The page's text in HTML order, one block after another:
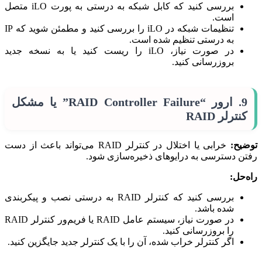
بررسی کنید که کابل شبکه به درستی به پورت iLO متصل
است.
تنظیمات شبکه در iLO را بررسی کنید و مطمئن شوید که IP
به درستی تنظیم شده است.
در صورت نیاز، iLO را ریست کنید یا به نسخه جدید
بروزرسانی کنید.
9. ارور “RAID Controller Failure” یا مشکل
کنترلر RAID
توضیح:
خرابی یا اختلال در کنترلر RAID می‌تواند باعث از دست
رفتن دسترسی به درایوهای ذخیره‌سازی شود.
راه‌حل:
بررسی کنید که کنترلر RAID به درستی نصب و پیکربندی
شده باشد.
در صورت نیاز، سیستم عامل RAID یا فریم‌ور کنترلر RAID
را بروزرسانی کنید.
اگر کنترلر خراب شده، آن را با یک کنترلر جدید جایگزین کنید.